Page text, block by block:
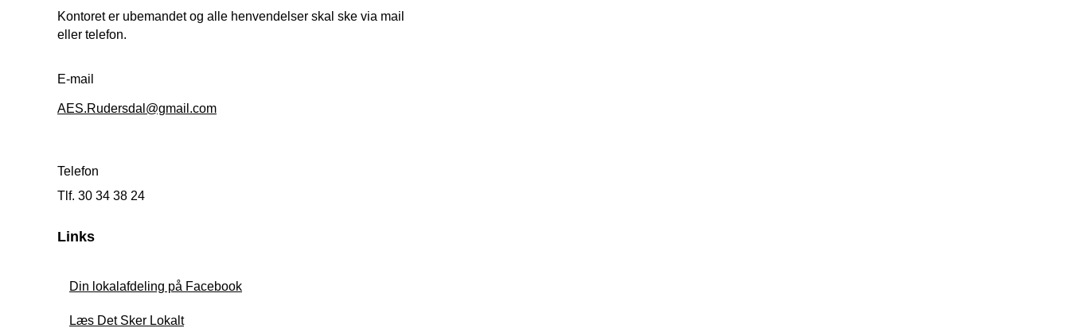
Kontoret er ubemandet og alle henvendelser skal ske via mail
eller telefon.
E-mail
AES.Rudersdal@gmail.com
Telefon
Tlf. 30 34 38 24
Links
Din lokalafdeling på Facebook
Læs Det Sker Lokalt